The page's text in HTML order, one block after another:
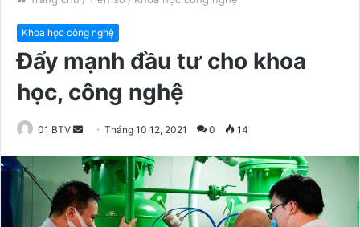
Khoa học công nghệ
Đẩy mạnh đầu tư cho khoa
học, công nghệ
01 BTV
n
d
a
Tháng 10 12, 2021 0 14